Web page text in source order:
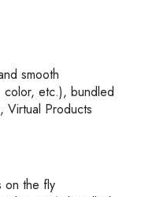
smooth
color, etc.), bundled
Virtual Products
on the fly